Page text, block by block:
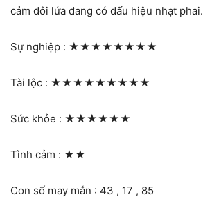
cảm đôi lứa đang có dấu hiệu nhạt phai.
Sự nghiệp : ★★★★★★★★
Tài lộc : ★★★★★★★★★
Sức khỏe : ★★★★★★
Tình cảm : ★★
Con số may mắn : 43 , 17 , 85